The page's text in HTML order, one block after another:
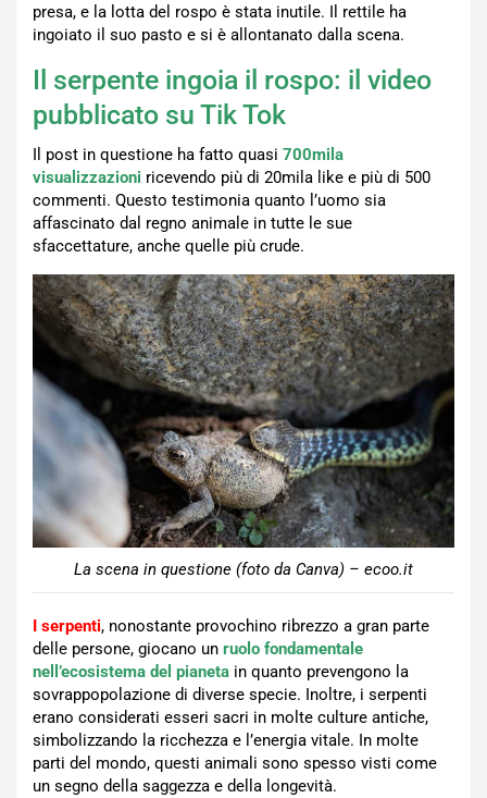
presa, e la lotta del rospo è stata inutile. Il rettile ha
ingoiato il suo pasto e si è allontanato dalla scena.
Il serpente ingoia il rospo: il video
pubblicato su Tik Tok
Il post in questione ha fatto quasi 700mila
visualizzazioni ricevendo più di 20mila like e più di 500
commenti. Questo testimonia quanto l’uomo sia
affascinato dal regno animale in tutte le sue
sfaccettature, anche quelle più crude.
La scena in questione (foto da Canva) – ecoo.it
I serpenti, nonostante provochino ribrezzo a gran parte
delle persone, giocano un ruolo fondamentale
nell’ecosistema del pianeta in quanto prevengono la
sovrappopolazione di diverse specie. Inoltre, i serpenti
erano considerati esseri sacri in molte culture antiche,
simbolizzando la ricchezza e l’energia vitale. In molte
parti del mondo, questi animali sono spesso visti come
un segno della saggezza e della longevità.